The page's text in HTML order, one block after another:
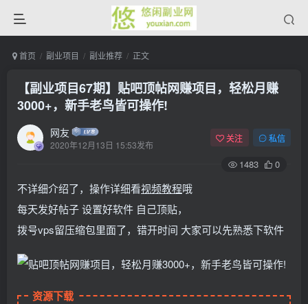
首页 副业项目 副业推荐 正文
【副业项目67期】贴吧顶帖网赚项目，轻松月赚
3000+，新手老鸟皆可操作!
网友
2020年12月13日 15:53发布
关注 私信
1483 0
不详细介绍了，操作详细看视频教程哦
每天发好帖子 设置好软件 自己顶贴，
拨号vps留压缩包里面了，错开时间 大家可以先熟悉下软件
资源下载